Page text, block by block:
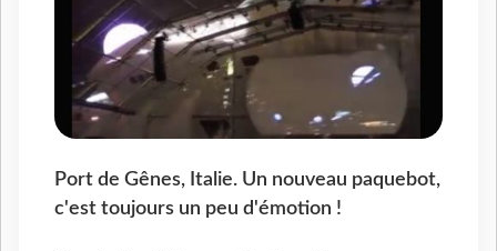
Port de Gênes, Italie. Un nouveau paquebot,
c'est toujours un peu d'émotion !